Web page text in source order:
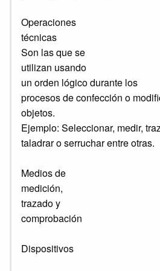
Operaciones
técnicas
Son las que se
utilizan usando
un orden lógico durante los
procesos de confección o
objetos.
Ejemplo: Seleccionar, medir,
taladrar o serruchar entre otras.
Medios de
medición,
trazado y
comprobación
Dispositivos